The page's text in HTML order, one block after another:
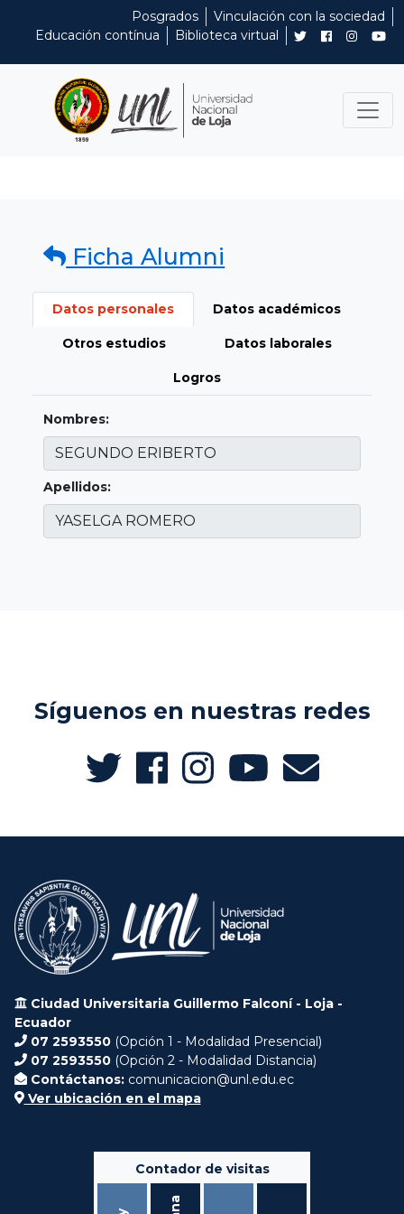
Posgrados
Vinculación con la sociedad
Educación contínua
Biblioteca virtual
Ficha Alumni
Datos personales Datos académicos
Otros estudios Datos laborales
Logros
Nombres:
Apellidos:
Síguenos en nuestras redes
Ciudad Universitaria Guillermo Falconí - Loja -
Ecuador
07 2593550 (Opción 1 - Modalidad Presencial)
07 2593550 (Opción 2 - Modalidad Distancia)
Contáctanos: comunicacion@unl.edu.ec
Ver ubicación en el mapa
Contador de visitas